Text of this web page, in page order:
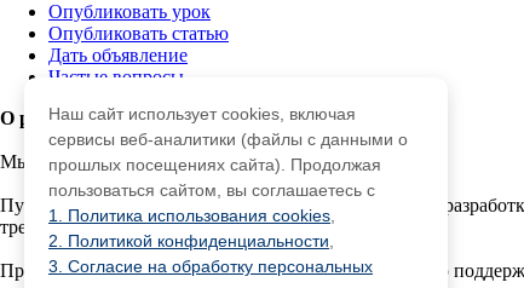
Опубликовать урок
Опубликовать статью
Дать объявление
Частые вопросы
О работе с сайтом
Мы используем cookie.
Публикуя материалы на сайте (комментарии, статьи,
третьми лицами.
При этом редакция сайта готова оказывать всяческую
Наш сайт использует cookies, включая
сервисы веб-аналитики (файлы с данными о
прошлых посещениях сайта). Продолжая
пользоваться сайтом, вы соглашаетесь с
1. Политика использования cookies
2. Политикой конфиденциальности
3. Согласие на обработку персональных